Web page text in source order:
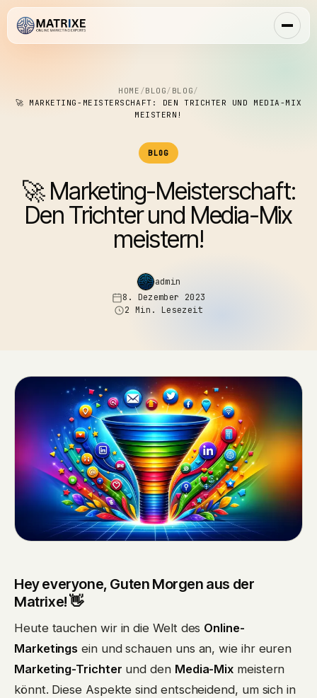
HOME /BLOG/ BLOG/
🚀 MARKETING-MEISTERSCHAFT: DEN TRICHTER UND MEDIA-MIX
MEISTERN!
BLOG
🚀 Marketing-Meisterschaft:
Den Trichter und Media-Mix
meistern!
admin
8. Dezember 2023
2 Min. Lesezeit
Hey everyone, Guten Morgen aus der
Matrixe! 👋
Heute tauchen wir in die Welt des Online-
Marketings ein und schauen uns an, wie ihr euren
Marketing-Trichter und den Media-Mix meistern
könnt. Diese Aspekte sind entscheidend, um sich in